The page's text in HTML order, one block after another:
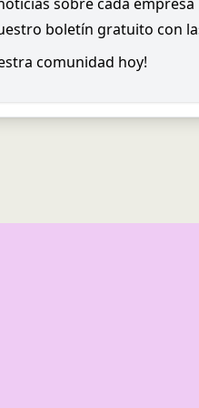
boletín gratuito con
comunidad hoy!